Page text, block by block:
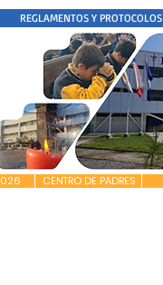
REGLAMENTOS Y PROTOCOLOS
CENTRO DE PADRES